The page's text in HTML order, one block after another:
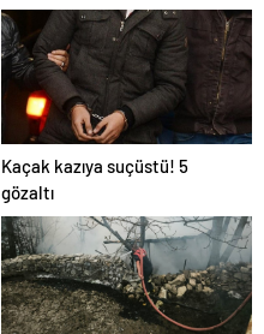
toksik!
Kaçak kazıya suçüstü! 5
gözaltı